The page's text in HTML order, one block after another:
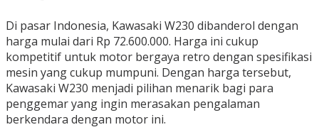
Di pasar Indonesia, Kawasaki W230 dibanderol dengan
harga mulai dari Rp 72.600.000. Harga ini cukup
kompetitif untuk motor bergaya retro dengan spesifikasi
mesin yang cukup mumpuni. Dengan harga tersebut,
Kawasaki W230 menjadi pilihan menarik bagi para
penggemar yang ingin merasakan pengalaman
berkendara dengan motor ini.